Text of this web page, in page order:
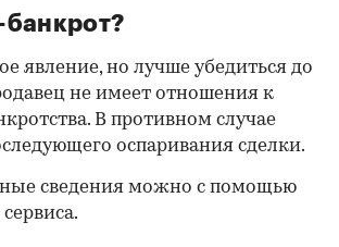
явление, но лучше убедиться до
не имеет отношения к
В противном случае
оспаривания сделки.
сведения можно с помощью